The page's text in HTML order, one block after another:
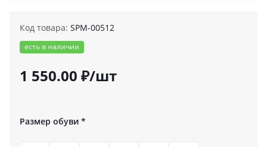
Код товара: SPM-00512
есть в наличии
1 550.00 ₽/шт
Размер обуви *